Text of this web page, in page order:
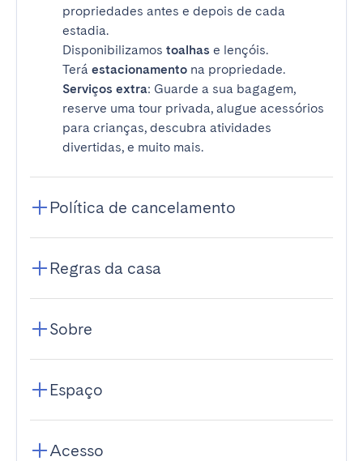
propriedades antes e depois de cada
estadia.
Disponibilizamos toalhas e lençóis.
Terá estacionamento na propriedade.
Serviços extra: Guarde a sua bagagem,
reserve uma tour privada, alugue acessórios
para crianças, descubra atividades
divertidas, e muito mais.
Política de cancelamento
Regras da casa
Sobre
Espaço
Acesso